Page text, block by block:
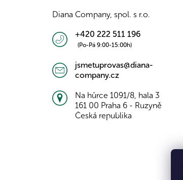
Diana Company, spol. s r.o.
+420 222 511 196
(Po-Pá 9:00-15:00h)
jsmetuprovas@diana-
company.cz
Na hůrce 1091/8, hala 3
161 00 Praha 6 - Ruzyně
Česká republika